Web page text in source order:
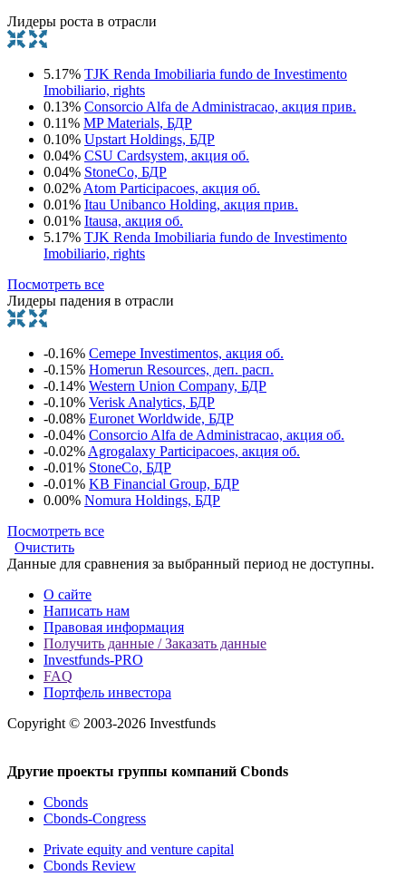
Лидеры роста в отрасли
5.17% TJK Renda Imobiliaria fundo de Investimento
Imobiliario, rights
0.13% Consorcio Alfa de Administracao, акция прив.
0.11% MP Materials, БДР
0.10% Upstart Holdings, БДР
0.04% CSU Cardsystem, акция об.
0.04% StoneCo, БДР
0.02%Atom Participacoes, акция об.
0.01% Itau Unibanco Holding, акция прив.
0.01% Itausa, акция об.
5.17% TJK Renda Imobiliaria fundo de Investimento
Imobiliario, rights
Посмотреть все
Лидеры падения в отрасли
-0.16% Cemepe Investimentos, акция об.
-0.15% Homerun Resources, деп. расп.
-0.14% Western Union Company, БДР
-0.10% Verisk Analytics, БДР
-0.08% Euronet Worldwide, БДР
-0.04% Consorcio Alfa de Administracao, акция об.
-0.02%Agrogalaxy Participacoes, акция об.
-0.01% StoneCo, БДР
-0.01% KB Financial Group, БДР
0.00% Nomura Holdings, БДР
Посмотреть все
Очистить
Данные для сравнения за выбранный период не доступны.
О сайте
Написать нам
Правовая информация
Получить данные / Заказать данные
Investfunds-PRO
FAQ
Портфель инвестора
Copyright © 2003-2026 Investfunds
Другие проекты группы компаний Cbonds
Cbonds
Cbonds-Congress
Private equity and venture capital
Cbonds Review